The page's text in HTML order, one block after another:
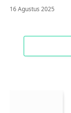
16 Agustus 2025